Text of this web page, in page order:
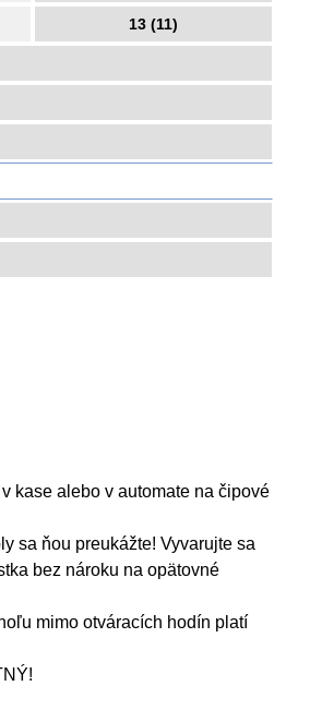
13 (11)
kase alebo v automate na čipové
sa ňou preukážte! Vyvarujte sa
bez nároku na opätovné
mimo otváracích hodín platí